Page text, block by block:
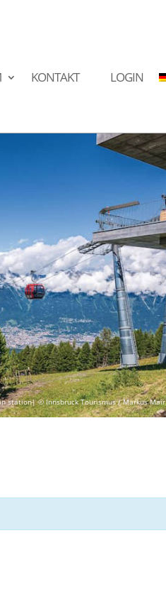
KONTAKT LOGIN
station| © Innsbruck Tourismus / Markus Mair